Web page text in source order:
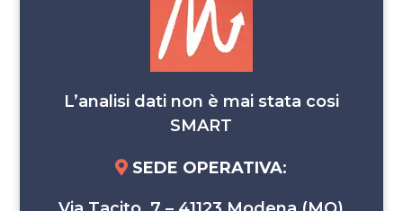
L’analisi dati non è mai stata cosi
SMART
SEDE OPERATIVA: